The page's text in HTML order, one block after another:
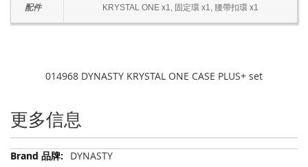
配件 KRYSTAL ONE x1, 固定環 x1, 腰帶扣環 x1
014968 DYNASTY KRYSTAL ONE CASE PLUS+ set
更多信息
更
DYNASTY